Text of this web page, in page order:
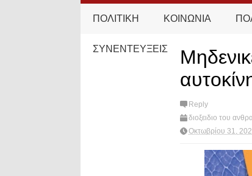
ΠΟΛΙΤΙΚΗ ΚΟΙΝΩΝΙΑ
ΣΥΝΕΝΤΕΥΞΕΙΣ
Reply
διοξειδιο του
Οκτωβρίου 31,